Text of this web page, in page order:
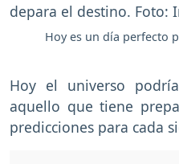
Hoy es un día perfecto
Hoy el universo
aquello que tiene
predicciones para cada